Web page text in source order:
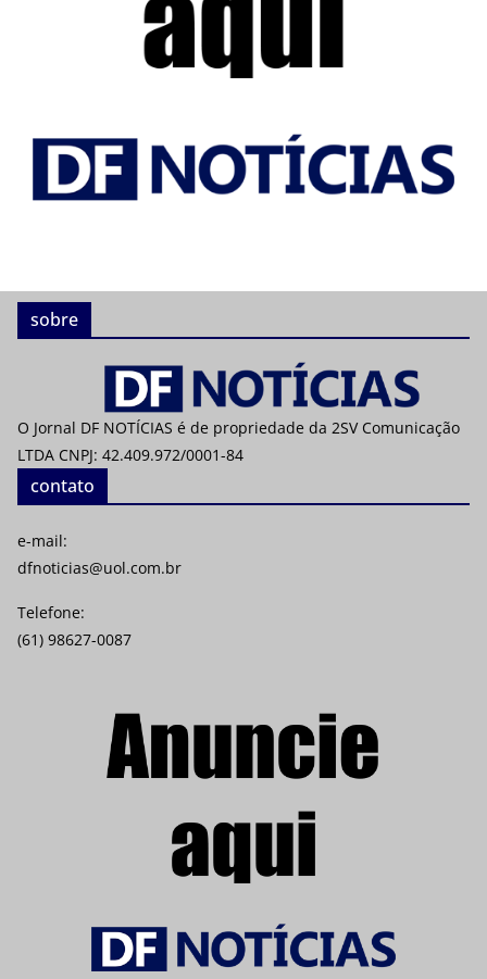
sobre
O Jornal DF NOTÍCIAS é de propriedade da 2SV Comunicação
LTDA CNPJ: 42.409.972/0001-84
contato
e-mail:
dfnoticias@uol.com.br
Telefone:
(61) 98627-0087